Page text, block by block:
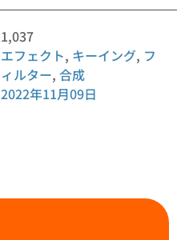
1,037
エフェクト, キーイング, フ
ィルター,合成
2022年11月09日